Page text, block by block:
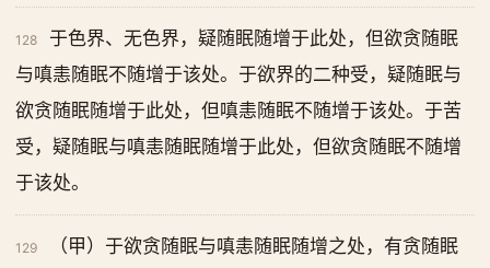
128
于色界、无色界，疑随眠随增于此处，但欲贪随眠
与嗔恚随眠不随增于该处。于欲界的二种受，疑随眠与
欲贪随眠随增于此处，但嗔恚随眠不随增于该处。于苦
受，疑随眠与嗔恚随眠随增于此处，但欲贪随眠不随增
于该处。
129
（甲）于欲贪随眠与嗔恚随眠随增之处，有贪随眠